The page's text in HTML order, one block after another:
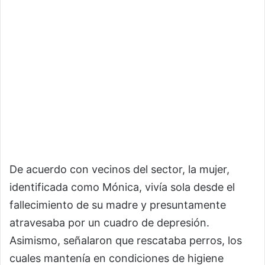
De acuerdo con vecinos del sector, la mujer,
identificada como Mónica, vivía sola desde el
fallecimiento de su madre y presuntamente
atravesaba por un cuadro de depresión.
Asimismo, señalaron que rescataba perros, los
cuales mantenía en condiciones de higiene